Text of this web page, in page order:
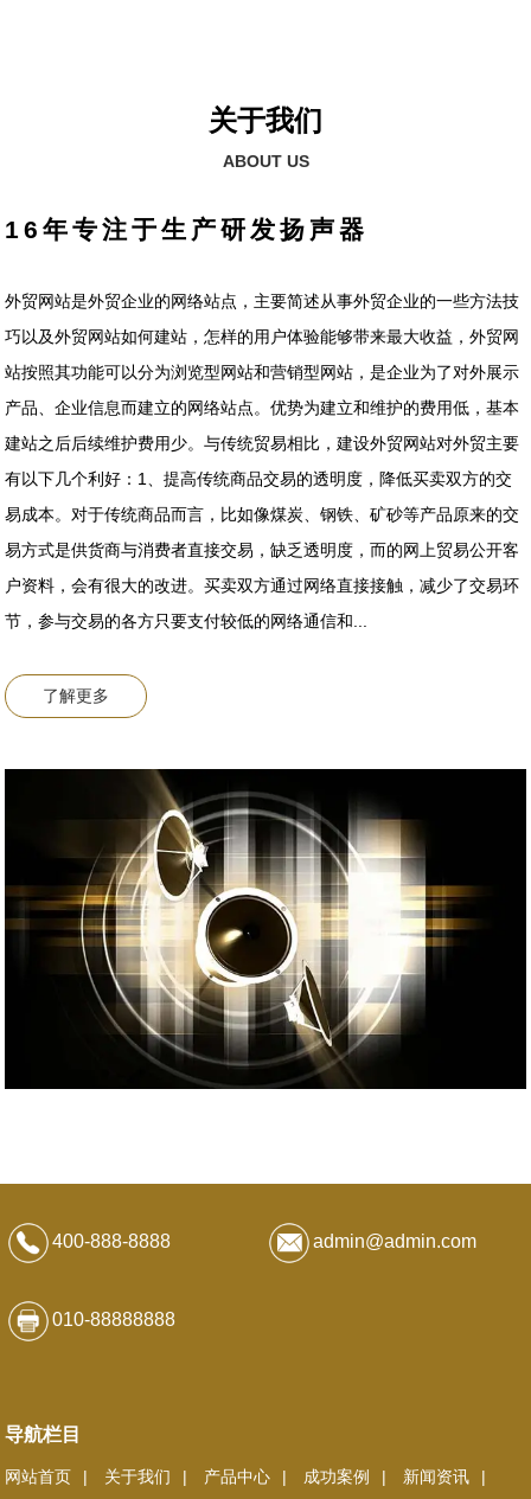
关于我们
ABOUT US
16年专注于生产研发扬声器
外贸网站是外贸企业的网络站点，主要简述从事外贸企业的一些方法技
巧以及外贸网站如何建站，怎样的用户体验能够带来最大收益，外贸网
站按照其功能可以分为浏览型网站和营销型网站，是企业为了对外展示
产品、企业信息而建立的网络站点。优势为建立和维护的费用低，基本
建站之后后续维护费用少。与传统贸易相比，建设外贸网站对外贸主要
有以下几个利好：1、提高传统商品交易的透明度，降低买卖双方的交
易成本。对于传统商品而言，比如像煤炭、钢铁、矿砂等产品原来的交
易方式是供货商与消费者直接交易，缺乏透明度，而的网上贸易公开客
户资料，会有很大的改进。买卖双方通过网络直接接触，减少了交易环
节，参与交易的各方只要支付较低的网络通信和...
了解更多
400-888-8888 admin@admin.com
010-88888888
导航栏目
网站首页 关于我们 产品中心 成功案例 新闻资讯